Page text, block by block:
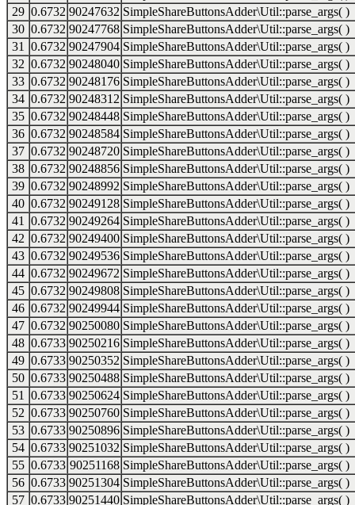
29 0.6732 90247632 SimpleShareButtonsAdder\Util::parse_args( )
30 0.6732 90247768 SimpleShareButtonsAdder\Util::parse_args( )
31
0.6732 90247904 SimpleShareButtonsAdder\Util::parse_args( )
32 0.6732 90248040 SimpleShareButtonsAdder\Util::parse_args( )
33 0.6732 90248176 SimpleShareButtonsAdder\Util::parse_args( )
34 0.6732 90248312 SimpleShareButtonsAdder\Util::parse_args( )
35 0.6732 90248448 SimpleShareButtonsAdder\Util::parse_args( )
36 0.6732 90248584 SimpleShareButtonsAdder\Util::parse_args( )
37 0.6732 90248720 SimpleShareButtonsAdder\Util::parse_args( )
38 0.6732 90248856 SimpleShareButtonsAdder\Util::parse_args( )
39 0.6732 90248992 SimpleShareButtonsAdder\Util::parse_args( )
40 0.6732 90249128 SimpleShareButtonsAdder\Util::parse_args( )
41
0.6732 90249264 SimpleShareButtonsAdder\Util::parse_args( )
42 0.6732 90249400 SimpleShareButtonsAdder\Util::parse_args( )
43 0.6732 90249536 SimpleShareButtonsAdder\Util::parse_args( )
44 0.6732 90249672 SimpleShareButtonsAdder\Util::parse_args( )
45 0.6732 90249808 SimpleShareButtonsAdder\Util::parse_args( )
46 0.6732 90249944 SimpleShareButtonsAdder\Util::parse_args( )
47 0.6732 90250080 SimpleShareButtonsAdder\Util::parse_args( )
48 0.6733 90250216 SimpleShareButtonsAdder\Util::parse_args( )
49 0.6733 90250352 SimpleShareButtonsAdder\Util::parse_args( )
50 0.6733 90250488 SimpleShareButtonsAdder\Util::parse_args( )
51
0.6733 90250624 SimpleShareButtonsAdder\Util::parse_args( )
52 0.6733 90250760 SimpleShareButtonsAdder\Util::parse_args( )
53 0.6733 90250896 SimpleShareButtonsAdder\Util::parse_args( )
54 0.6733 90251032 SimpleShareButtonsAdder\Util::parse_args( )
55 0.6733 90251168 SimpleShareButtonsAdder\Util::parse_args( )
56 0.6733 90251304 SimpleShareButtonsAdder\Util::parse_args( )
57 0.6733 90251440 SimpleShareButtonsAdder\Util::parse_args( )